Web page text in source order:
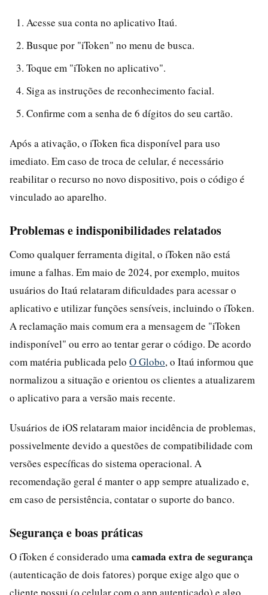
Acesse sua conta no aplicativo Itaú.
Busque por "iToken" no menu de busca.
Toque em "iToken no aplicativo".
Siga as instruções de reconhecimento facial.
Confirme com a senha de 6 dígitos do seu cartão.
Após a ativação, o iToken fica disponível para uso
imediato. Em caso de troca de celular, é necessário
reabilitar o recurso no novo dispositivo, pois o código é
vinculado ao aparelho.
Problemas e indisponibilidades relatados
Como qualquer ferramenta digital, o iToken não está
imune a falhas. Em maio de 2024, por exemplo, muitos
usuários do Itaú relataram dificuldades para acessar o
aplicativo e utilizar funções sensíveis, incluindo o iToken.
A reclamação mais comum era a mensagem de "iToken
indisponível" ou erro ao tentar gerar o código. De acordo
com matéria publicada pelo O Globo, o Itaú informou que
normalizou a situação e orientou os clientes a atualizarem
o aplicativo para a versão mais recente.
Usuários de iOS relataram maior incidência de problemas,
possivelmente devido a questões de compatibilidade com
versões específicas do sistema operacional. A
recomendação geral é manter o app sempre atualizado e,
em caso de persistência, contatar o suporte do banco.
Segurança e boas práticas
O iToken é considerado uma camada extra de segurança
(autenticação de dois fatores) porque exige algo que o
cliente possui (o celular com o app autenticado) e algo